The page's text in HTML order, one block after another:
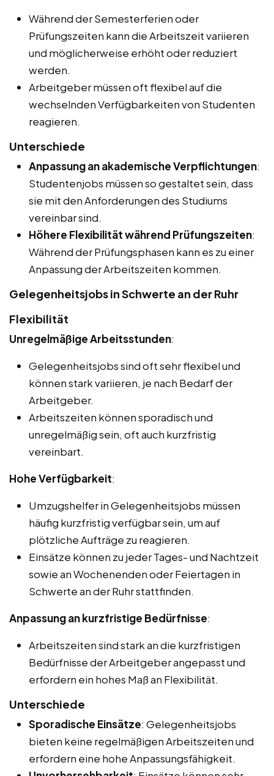
Während der Semesterferien oder
Prüfungszeiten kann die Arbeitszeit variieren
und möglicherweise erhöht oder reduziert
werden.
Arbeitgeber müssen oft flexibel auf die
wechselnden Verfügbarkeiten von Studenten
reagieren.
Unterschiede
Anpassung an akademische Verpflichtungen:
Studentenjobs müssen so gestaltet sein, dass
sie mit den Anforderungen des Studiums
vereinbar sind.
Höhere Flexibilität während Prüfungszeiten:
Während der Prüfungsphasen kann es zu einer
Anpassung der Arbeitszeiten kommen.
Gelegenheitsjobs in Schwerte an der Ruhr
Flexibilität
Unregelmäßige Arbeitsstunden:
Gelegenheitsjobs sind oft sehr flexibel und
können stark variieren, je nach Bedarf der
Arbeitgeber.
Arbeitszeiten können sporadisch und
unregelmäßig sein, oft auch kurzfristig
vereinbart.
Hohe Verfügbarkeit:
Umzugshelfer in Gelegenheitsjobs müssen
häufig kurzfristig verfügbar sein, um auf
plötzliche Aufträge zu reagieren.
Einsätze können zu jeder Tages- und Nachtzeit
sowie an Wochenenden oder Feiertagen in
Schwerte an der Ruhr stattfinden.
Anpassung an kurzfristige Bedürfnisse:
Arbeitszeiten sind stark an die kurzfristigen
Bedürfnisse der Arbeitgeber angepasst und
erfordern ein hohes Maß an Flexibilität.
Unterschiede
Sporadische Einsätze: Gelegenheitsjobs
bieten keine regelmäßigen Arbeitszeiten und
erfordern eine hohe Anpassungsfähigkeit.